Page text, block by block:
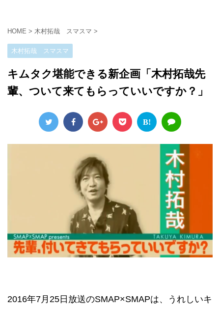
HOME > 木村拓哉 スマスマ >
木村拓哉 スマスマ
キムタク堪能できる新企画「木村拓哉先
輩、ついて来てもらっていいですか？」
B!
2016年7月25日放送のSMAP×SMAPは、うれしいキ